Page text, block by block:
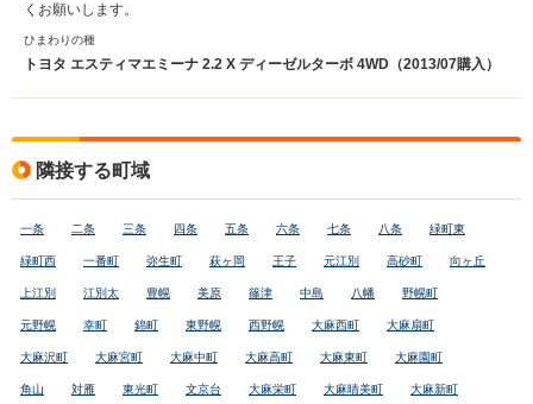
くお願いします。
ひまわりの種
トヨタ エスティマエミーナ 2.2 X ディーゼルターボ 4WD（2013/07購入）
隣接する町域
一条 二条 三条 四条 五条 六条 七条 八条 緑町東
緑町西 一番町 弥生町 萩ヶ岡 王子 元江別 高砂町 向ヶ丘
上江別 江別太 豊幌 美原 篠津 中島 八幡 野幌町
元野幌 幸町 錦町 東野幌 西野幌 大麻西町 大麻扇町
大麻沢町 大麻宮町 大麻中町 大麻高町 大麻東町 大麻園町
角山 対雁 東光町 文京台 大麻栄町 大麻晴美町 大麻新町